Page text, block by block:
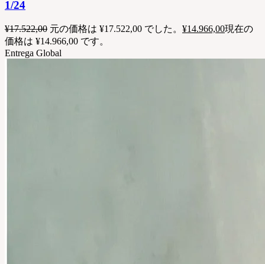
1/24
¥17.522,00 元の価格は ¥17.522,00 でした。 ¥14.966,00現在の
価格は ¥14.966,00 です。
Entrega Global